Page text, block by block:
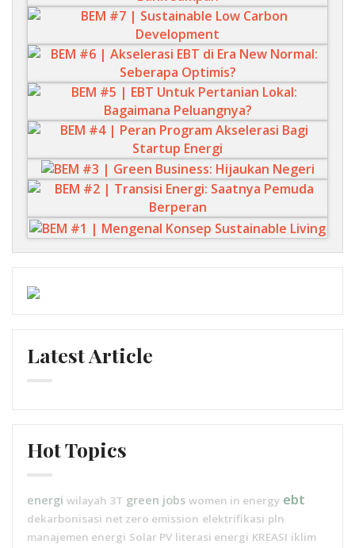
Latest Article
Hot Topics
energi wilayah 3T green jobs women in energy ebt
dekarbonisasi net zero emission elektrifikasi pln
manajemen energi Solar PV literasi energi KREASI iklim